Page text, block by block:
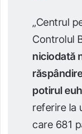
„Centrul
Controlul
niciodată
potirul
referire la
care 681